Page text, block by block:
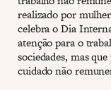
realizado por
celebra o Dia
atenção para o
sociedades, mas
cuidado não